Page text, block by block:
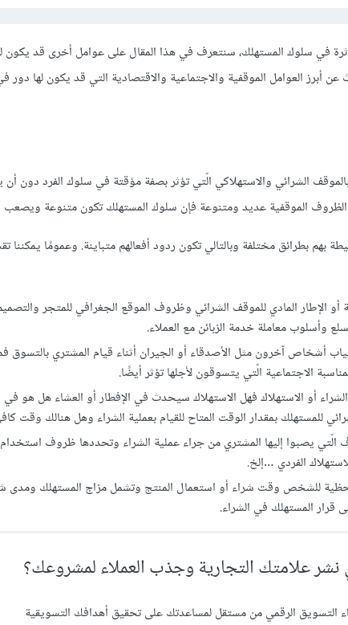
في سلوك المستهلك، سنتعرف في هذا المقال على عوامل أخرى قد
أبرز العوامل الموقفية والاجتماعية والاقتصادية التي قد يكون لها
الشرائي والاستهلاكي الّتي تؤثر بصفة مؤقتة في سلوك الفرد دون
الموقفية عديد ومتنوعة فإن سلوك المستهلك تكون متنوعة ويصعب
بهم بطرائق مختلفة وبالتالي تكون ردود أفعالهم متباينة. وعمومًا يمكننا
أو الإطار المادي للموقف الشرائي وظروف الموقع الجغرافي للمتجر
وأسلوب معاملة خدمة الزبائن مع العملاء.
أشخاص آخرون مثل الأصدقاء أو الجيران أثناء قيام المشتري بالتسوق
الاجتماعية الّتي يتسوقون لأجلها تؤثر أيضًا.
أو الاستهلاك فهل الاستهلاك سيحدث في الإفطار أو العشاء هل
للمستهلك بمقدار الوقت المتاح للقيام بعملية الشراء وهل هنالك وقت
الّتي يصبوا إليها المشتري من جراء عملية الشراء وتحددها ظروف
الفردي …إلخ.
للشخص وقت شراء أو استعمال المنتج وتشمل مزاج المستهلك ومدى
قرار المستهلك في الشراء.
علامتك التجارية وجذب العملاء لمشروعك؟
التسويق الرقمي من مستقل لمساعدتك على تحقيق أهدافك التسويقية